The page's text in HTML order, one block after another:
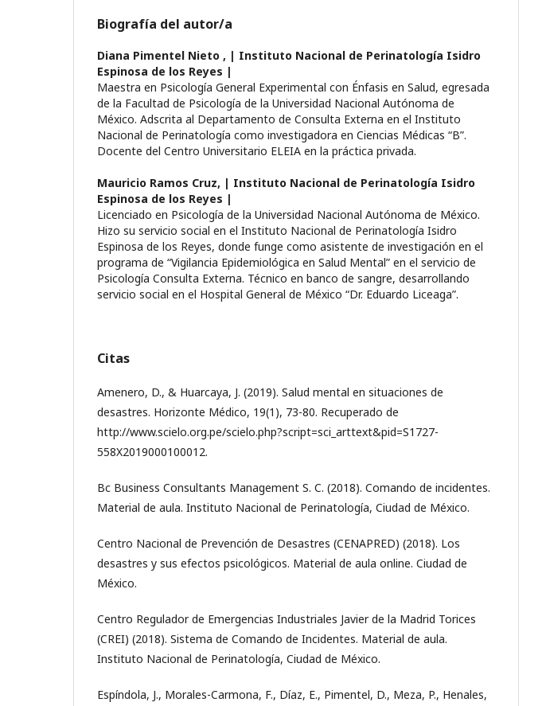
Biografía del autor/a
Diana Pimentel Nieto , | Instituto Nacional de Perinatología Isidro
Espinosa de los Reyes |
Maestra en Psicología General Experimental con Énfasis en Salud, egresada
de la Facultad de Psicología de la Universidad Nacional Autónoma de
México. Adscrita al Departamento de Consulta Externa en el Instituto
Nacional de Perinatología como investigadora en Ciencias Médicas “B”.
Docente del Centro Universitario ELEIA en la práctica privada.
Mauricio Ramos Cruz, | Instituto Nacional de Perinatología Isidro
Espinosa de los Reyes |
Licenciado en Psicología de la Universidad Nacional Autónoma de México.
Hizo su servicio social en el Instituto Nacional de Perinatología Isidro
Espinosa de los Reyes, donde funge como asistente de investigación en el
programa de “Vigilancia Epidemiológica en Salud Mental” en el servicio de
Psicología Consulta Externa. Técnico en banco de sangre, desarrollando
servicio social en el Hospital General de México “Dr. Eduardo Liceaga”.
Citas
Amenero, D., & Huarcaya, J. (2019). Salud mental en situaciones de
desastres. Horizonte Médico, 19(1), 73-80. Recuperado de
http://www.scielo.org.pe/scielo.php?script=sci_arttext&pid=S1727-
558X2019000100012.
Bc Business Consultants Management S. C. (2018). Comando de incidentes.
Material de aula. Instituto Nacional de Perinatología, Ciudad de México.
Centro Nacional de Prevención de Desastres (CENAPRED) (2018). Los
desastres y sus efectos psicológicos. Material de aula online. Ciudad de
México.
Centro Regulador de Emergencias Industriales Javier de la Madrid Torices
(CREI) (2018). Sistema de Comando de Incidentes. Material de aula.
Instituto Nacional de Perinatología, Ciudad de México.
Espíndola, J., Morales-Carmona, F., Díaz, E., Pimentel, D., Meza, P., Henales,